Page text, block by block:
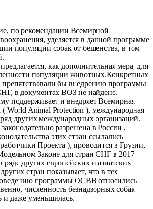
по рекомендации Всемирной
уделяется в данной программе
популяции собак от бешенства, в том
как дополнительная мера, для
популяции животных.Конкретных
препятствовали бы внедрению программы
в документах ВОЗ не найдено.
поддерживает и внедряет Всемирная
World Animal Protection ), международная
других международных организаций.
разрешена в России ,
этих стран ссылались
Проекта ), проводится в Грузии,
Законе для стран СНГ в 2017
ряде других европейских и азиатских
стран показывает, что в тех
программы ОСВВ относились
численность безнадзорных собак
и даже уменьшилась.